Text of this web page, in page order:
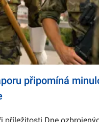
připomíná